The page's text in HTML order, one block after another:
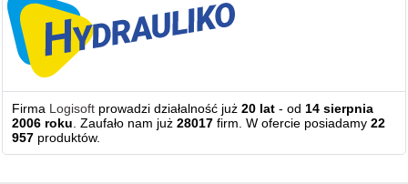
Firma Logisoft prowadzi działalność już20 lat - od 14 sierpnia
2006 roku . Zaufało nam już28017 firm. W ofercie posiadamy22
957 produktów.